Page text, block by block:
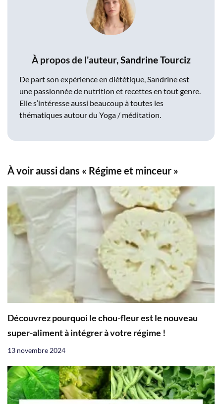
À propos de l'auteur,Sandrine Tourciz
De part son expérience en diététique, Sandrine est
une passionnée de nutrition et recettes en tout genre.
Elle s’intéresse aussi beaucoup à toutes les
thématiques autour du Yoga / méditation.
À voir aussi dans « Régime et minceur »
Découvrez pourquoi le chou-fleur est le nouveau
super-aliment à intégrer à votre régime !
13 novembre 2024